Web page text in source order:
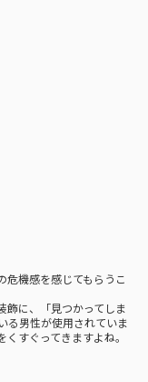
危機感を感じてもらうこ
飾に、「見つかってしま
る男性が使用されていま
すぐってきますよね。